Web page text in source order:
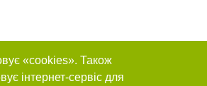
«cookies». Також
інтернет-сервіс для